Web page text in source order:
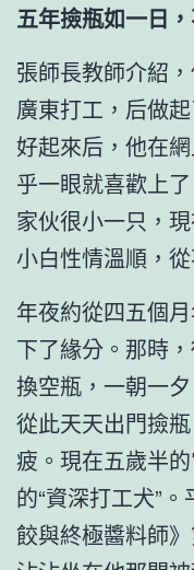
五年撿瓶如一日
張師長教師介紹
廣東打工，后做
好起來后，他在
乎一眼就喜歡上
家伙很小一只，
小白性情溫順，
年夜約從四五個
下了緣分。那時
換空瓶，一朝一夕
從此天天出門撿瓶
疲。現在五歲半
的“資深打工犬”
餃與終極醬料師